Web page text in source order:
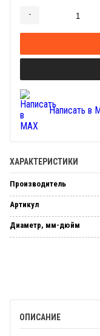
-
Написать в
ХАРАКТЕРИСТИКИ
Производитель
Артикул
Диаметр, мм-дюйм
ОПИСАНИЕ